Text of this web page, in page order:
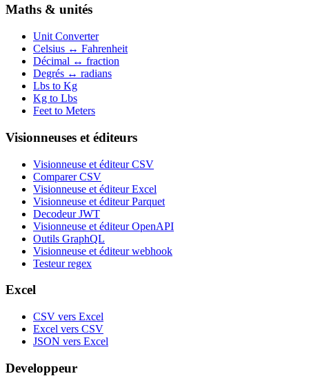
Maths & unités
Unit Converter
Celsius ↔ Fahrenheit
Décimal ↔ fraction
Degrés ↔ radians
Lbs to Kg
Kg to Lbs
Feet to Meters
Visionneuses et éditeurs
Visionneuse et éditeur CSV
Comparer CSV
Visionneuse et éditeur Excel
Visionneuse et éditeur Parquet
Decodeur JWT
Visionneuse et éditeur OpenAPI
Outils GraphQL
Visionneuse et éditeur webhook
Testeur regex
Excel
CSV vers Excel
Excel vers CSV
JSON vers Excel
Developpeur